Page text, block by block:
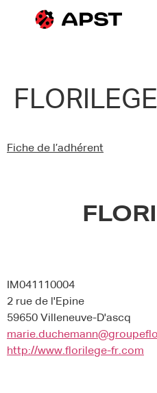
Qui sommes-nous ?
FLORILEGE
Fiche de l’adhérent
IM041110004
2 rue de l'Epine
59650 Villeneuve-D'ascq
http://www.florilege-fr.com